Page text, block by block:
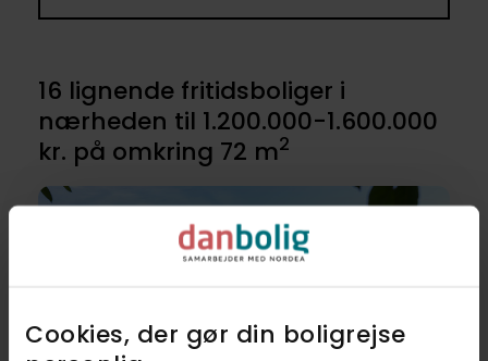
Cookies, der gør din boligrejse
16 lignende fritidsboliger i
nærheden til 1.200.000-1.600.000
kr. på omkring 72 m2